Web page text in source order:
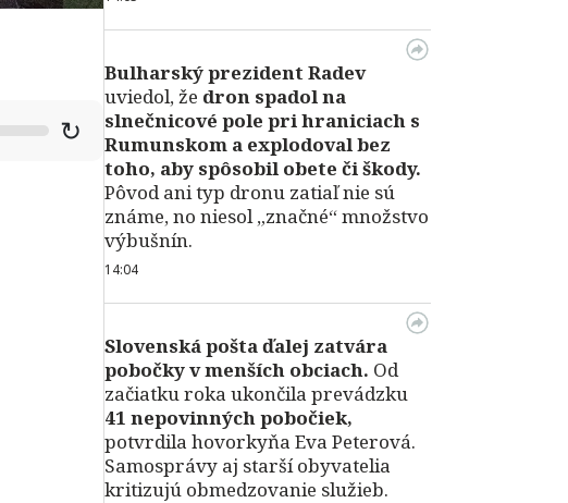
↻
Bulharský prezident Radev
uviedol, že dron spadol na
slnečnicové pole pri hraniciach s
Rumunskom a explodoval bez
toho, aby spôsobil obete či škody.
Pôvod ani typ dronu zatiaľ nie sú
známe, no niesol „značné“ množstvo
výbušnín.
14:04
Slovenská pošta ďalej zatvára
pobočky v menších obciach. Od
začiatku roka ukončila prevádzku
41 nepovinných pobočiek,
potvrdila hovorkyňa Eva Peterová.
Samosprávy aj starší obyvatelia
kritizujú obmedzovanie služieb.